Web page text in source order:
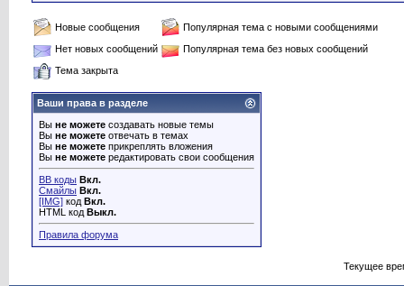
Новые сообщения
Популярная тема с новыми сообщениями
Нет новых сообщений
Популярная тема без новых сообщений
Тема закрыта
Ваши права в разделе
Вы не можете создавать новые темы
Вы не можете отвечать в темах
Вы не можете прикреплять вложения
Вы не можете редактировать свои сообщения
BB коды Вкл.
Смайлы Вкл.
[IMG] код Вкл.
HTML код Выкл.
Правила форума
Текущее